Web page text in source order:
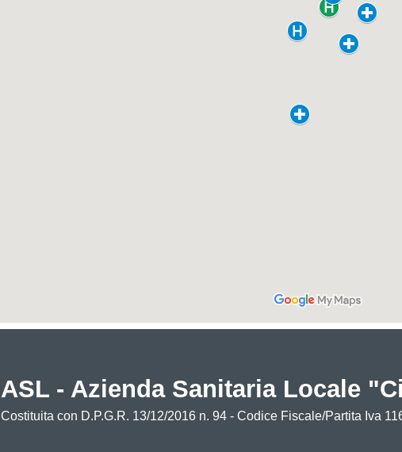
ASL - Azienda Sanitaria Locale
Costituita con D.P.G.R. 13/12/2016 n. 94 - Codice Fiscale/Partita Iva